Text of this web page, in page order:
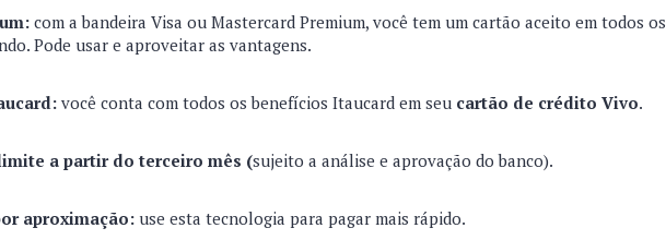
com a bandeira Visa ou Mastercard Premium, você tem um cartão aceito em todos os
Pode usar e aproveitar as vantagens.
você conta com todos os benefícios Itaucard em seu cartão de crédito Vivo.
a partir do terceiro mês (sujeito a análise e aprovação do banco).
aproximação:use esta tecnologia para pagar mais rápido.